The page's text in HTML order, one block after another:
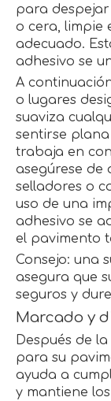
para despejar
o cera, limpie
adecuado.
adhesivo se
A
o lugares
suaviza
sentirse
trabaja en
asegúrese de
selladores o
uso de una
adhesivo se
el pavimento
Consejo: una
asegura que
seguros y
Marcado y
Después de
para su
ayuda a
y mantiene